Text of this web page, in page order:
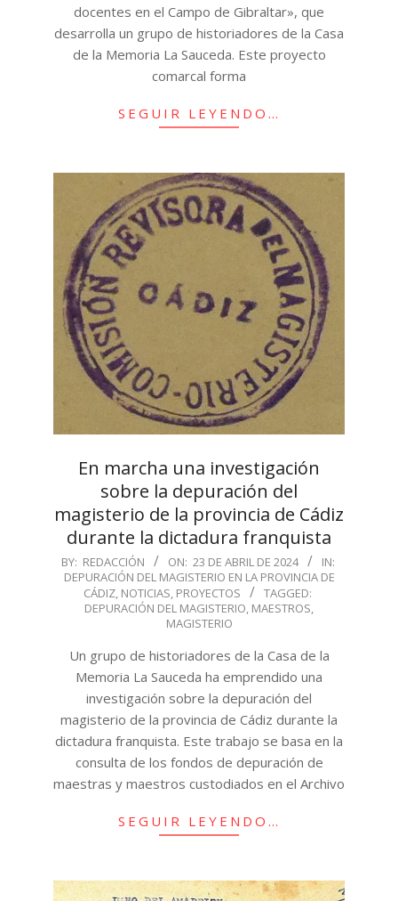
docentes en el Campo de Gibraltar», que
desarrolla un grupo de historiadores de la Casa
de la Memoria La Sauceda. Este proyecto
comarcal forma
SEGUIR LEYENDO…
En marcha una investigación
sobre la depuración del
magisterio de la provincia de Cádiz
durante la dictadura franquista
2024-
04-
BY: REDACCIÓN ON: 23 DE ABRIL DE 2024
IN:
DEPURACIÓN DEL MAGISTERIO EN LA PROVINCIA DE
CÁDIZ, NOTICIAS, PROYECTOS
TAGGED:
DEPURACIÓN DEL MAGISTERIO, MAESTROS,
MAGISTERIO
Un grupo de historiadores de la Casa de la
Memoria La Sauceda ha emprendido una
investigación sobre la depuración del
magisterio de la provincia de Cádiz durante la
dictadura franquista. Este trabajo se basa en la
consulta de los fondos de depuración de
maestras y maestros custodiados en el Archivo
SEGUIR LEYENDO…